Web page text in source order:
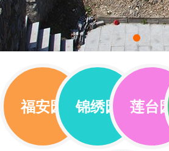
福安园 锦绣园 莲台园